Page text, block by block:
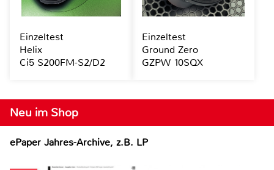
Neu im Shop
ePaper Jahres-Archive, z.B. LP
Einzeltest
Helix
Ci5 S200FM-S2/D2
Einzeltest
Ground Zero
GZPW 10SQX